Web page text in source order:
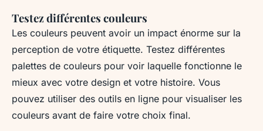
Testez différentes couleurs
Les couleurs peuvent avoir un impact énorme sur la
perception de votre étiquette. Testez différentes
palettes de couleurs pour voir laquelle fonctionne le
mieux avec votre design et votre histoire. Vous
pouvez utiliser des outils en ligne pour visualiser les
couleurs avant de faire votre choix final.